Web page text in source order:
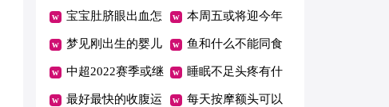
宝宝肚脐眼出血怎
么回事
本周五或将迎今年
油价首跌
梦见刚出生的婴儿
满嘴牙
鱼和什么不能同食
中超2022赛季或继
续赛会制空场举行
睡眠不足头疼有什
么好办法
最好最快的收腹运 每天按摩额头可以